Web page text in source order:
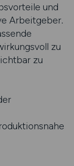
und
Arbeitgeber.
zu
zu